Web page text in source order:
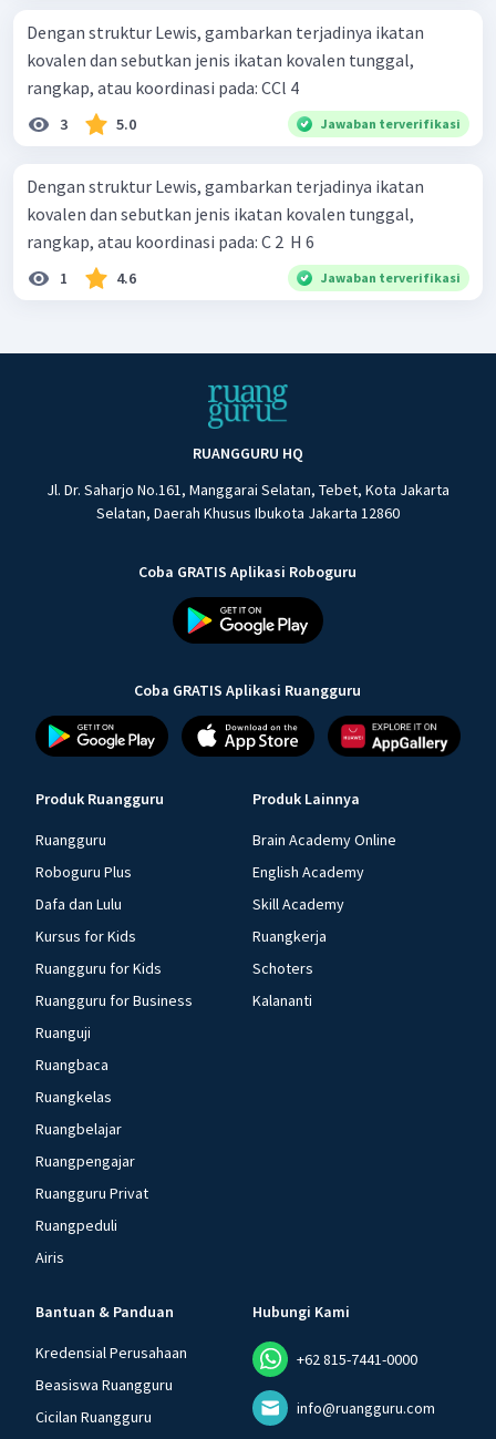
Dengan struktur Lewis, gambarkan terjadinya ikatan
kovalen dan sebutkan jenis ikatan kovalen tunggal,
rangkap, atau koordinasi pada: CCl 4 ​
3 5.0 Jawaban terverifikasi
Dengan struktur Lewis, gambarkan terjadinya ikatan
kovalen dan sebutkan jenis ikatan kovalen tunggal,
rangkap, atau koordinasi pada: C 2 ​ H 6 ​
1 4.6 Jawaban terverifikasi
RUANGGURU HQ
Jl. Dr. Saharjo No.161, Manggarai Selatan, Tebet, Kota Jakarta
Selatan, Daerah Khusus Ibukota Jakarta 12860
Coba GRATIS Aplikasi Roboguru
Coba GRATIS Aplikasi Ruangguru
Produk Ruangguru
Ruangguru
Roboguru Plus
Dafa dan Lulu
Kursus for Kids
Ruangguru for Kids
Ruangguru for Business
Ruanguji
Ruangbaca
Ruangkelas
Ruangbelajar
Ruangpengajar
Ruangguru Privat
Ruangpeduli
Airis
Produk Lainnya
Brain Academy Online
English Academy
Skill Academy
Ruangkerja
Schoters
Kalananti
Bantuan & Panduan
Kredensial Perusahaan
Beasiswa Ruangguru
Cicilan Ruangguru
Hubungi Kami
+62 815-7441-0000
info@ruangguru.com